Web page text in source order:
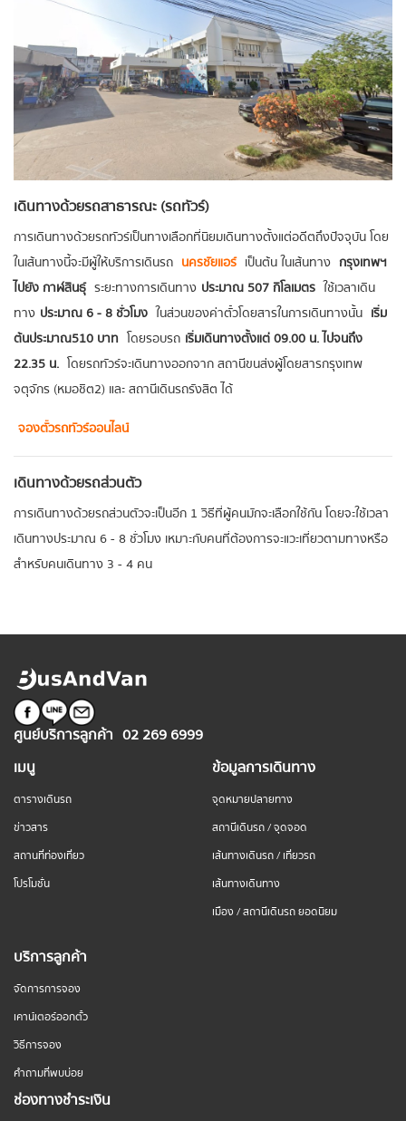
เดินทางด้วยรถสาธารณะ (รถทัวร์)
การเดินทางด้วยรถทัวร์เป็นทางเลือกที่นิยมเดินทางตั้งแต่อดีตถึงปัจจุบัน โดย
ในเส้นทางนี้จะมีผู้ให้บริการเดินรถ นครชัยแอร์ เป็นต้น ในเส้นทาง กรุงเทพฯ
ไปยัง กาฬสินธุ์ ระยะทางการเดินทาง ประมาณ 507 กิโลเมตร ใช้เวลาเดิน
ทาง ประมาณ 6 - 8 ชั่วโมง ในส่วนของค่าตั๋วโดยสารในการเดินทางนั้น เริ่ม
ต้นประมาณ 510 บาท โดยรอบรถ เริ่มเดินทางตั้งแต่ 09.00 น. ไปจนถึง
22.35 น. โดยรถทัวร์จะเดินทางออกจาก สถานีขนส่งผู้โดยสารกรุงเทพ
จตุจักร (หมอชิต2) และ สถานีเดินรถรังสิต ได้
จองตั๋วรถทัวร์ออนไลน์
เดินทางด้วยรถส่วนตัว
การเดินทางด้วยรถส่วนตัวจะเป็นอีก 1 วิธีที่ผู้คนมักจะเลือกใช้กัน โดยจะใช้เวลา
เดินทางประมาณ 6 - 8 ชั่วโมง เหมาะกับคนที่ต้องการจะแวะเที่ยวตามทางหรือ
สำหรับคนเดินทาง 3 - 4 คน
ศูนย์บริการลูกค้า 02 269 6999
เมนู
ตารางเดินรถ
ข่าวสาร
สถานที่ท่องเที่ยว
โปรโมชั่น
ข้อมูลการเดินทาง
จุดหมายปลายทาง
สถานีเดินรถ / จุดจอด
เส้นทางเดินรถ / เที่ยวรถ
เส้นทางเดินทาง
เมือง / สถานีเดินรถ ยอดนิยม
บริการลูกค้า
จัดการการจอง
เคาน์เตอร์ออกตั๋ว
วิธีการจอง
คำถามที่พบบ่อย
ช่องทางชำระเงิน